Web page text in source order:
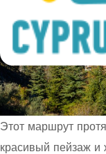
Этот маршрут
красивый пейзаж и